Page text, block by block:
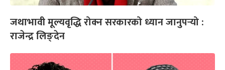
जथाभावी मूल्यवृद्धि रोक्न सरकारको ध्यान जानुपर्‍यो :
राजेन्द्र लिङ्देन